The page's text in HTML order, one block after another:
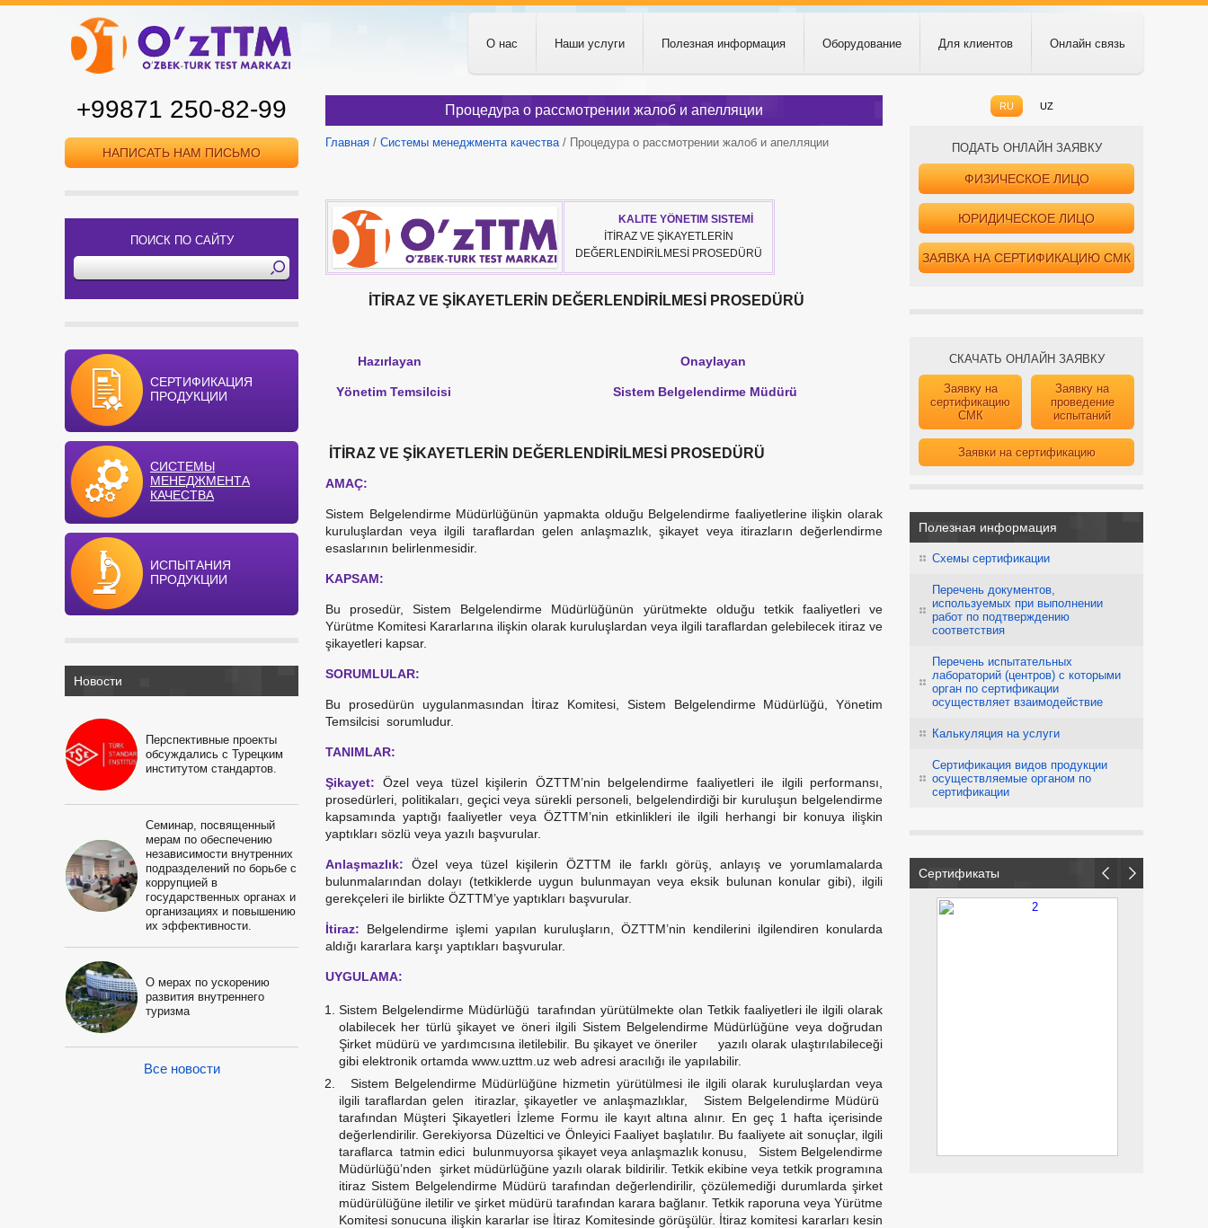
О нас Наши услуги Полезная информация Оборудование Для клиентов Онлайн связь
+99871 250-82-99
НАПИСАТЬ НАМ ПИСЬМО
ПОИСК ПО САЙТУ
СЕРТИФИКАЦИЯ
ПРОДУКЦИИ
СИСТЕМЫ
МЕНЕДЖМЕНТА
КАЧЕСТВА
ИСПЫТАНИЯ
ПРОДУКЦИИ
Новости
Перспективные проекты
обсуждались с Турецким
институтом стандартов.
Семинар, посвященный
мерам по обеспечению
независимости внутренних
подразделений по борьбе с
коррупцией в
государственных органах и
организациях и повышению
их эффективности.
О мерах по ускорению
развития внутреннего
туризма
Все новости
Процедура о рассмотрении жалоб и апелляции
Главная / Системы менеджмента качества/ Процедура о рассмотрении жалоб и апелляции
KALITE YÖNETIM SISTEMİ
İTİRAZ VE ŞİKAYETLERİN
DEĞERLENDİRİLMESİ PROSEDÜRÜ
İTİRAZ VE ŞİKAYETLERİN DEĞERLENDİRİLMESİ PROSEDÜRÜ
Hazırlayan Onaylayan
Yönetim Temsilcisi Sistem Belgelendirme Müdürü
İTİRAZ VE ŞİKAYETLERİN DEĞERLENDİRİLMESİ PROSEDÜRÜ
AMAÇ:
Sistem Belgelendirme Müdürlüğünün yapmakta olduğu Belgelendirme faaliyetlerine ilişkin olarak
kuruluşlardan veya ilgili taraflardan gelen anlaşmazlık, şikayet veya itirazların değerlendirme
esaslarının belirlenmesidir.
KAPSAM:
Bu prosedür, Sistem Belgelendirme Müdürlüğünün yürütmekte olduğu tetkik faaliyetleri ve
Yürütme Komitesi Kararlarına ilişkin olarak kuruluşlardan veya ilgili taraflardan gelebilecek itiraz ve
şikayetleri kapsar.
SORUMLULAR:
Bu prosedürün uygulanmasından İtiraz Komitesi, Sistem Belgelendirme Müdürlüğü, Yönetim
Temsilcisi sorumludur.
TANIMLAR:
Şikayet: Özel veya tüzel kişilerin ÖZTTM’nin belgelendirme faaliyetleri ile ilgili performansı,
prosedürleri, politikaları, geçici veya sürekli personeli, belgelendirdiği bir kuruluşun belgelendirme
kapsamında yaptığı faaliyetler veya ÖZTTM’nin etkinlikleri ile ilgili herhangi bir konuya ilişkin
yaptıkları sözlü veya yazılı başvurular.
Anlaşmazlık: Özel veya tüzel kişilerin ÖZTTM ile farklı görüş, anlayış ve yorumlamalarda
bulunmalarından dolayı (tetkiklerde uygun bulunmayan veya eksik bulunan konular gibi), ilgili
gerekçeleri ile birlikte ÖZTTM’ye yaptıkları başvurular.
İtiraz: Belgelendirme işlemi yapılan kuruluşların, ÖZTTM’nin kendilerini ilgilendiren konularda
aldığı kararlara karşı yaptıkları başvurular.
UYGULAMA:
Sistem Belgelendirme Müdürlüğü tarafından yürütülmekte olan Tetkik faaliyetleri ile ilgili olarak
olabilecek her türlü şikayet ve öneri ilgili Sistem Belgelendirme Müdürlüğüne veya doğrudan
Şirket müdürü ve yardımcısına iletilebilir. Bu şikayet ve öneriler yazılı olarak ulaştırılabileceği
gibi elektronik ortamda www.uzttm.uz web adresi aracılığı ile yapılabilir.
Sistem Belgelendirme Müdürlüğüne hizmetin yürütülmesi ile ilgili olarak kuruluşlardan veya
ilgili taraflardan gelen itirazlar, şikayetler ve anlaşmazlıklar, Sistem Belgelendirme Müdürü
tarafından Müşteri Şikayetleri İzleme Formu ile kayıt altına alınır. En geç 1 hafta içerisinde
değerlendirilir. Gerekiyorsa Düzeltici ve Önleyici Faaliyet başlatılır. Bu faaliyete ait sonuçlar, ilgili
taraflarca tatmin edici bulunmuyorsa şikayet veya anlaşmazlık konusu, Sistem Belgelendirme
Müdürlüğü’nden şirket müdürlüğüne yazılı olarak bildirilir. Tetkik ekibine veya tetkik programına
itiraz Sistem Belgelendirme Müdürü tarafından değerlendirilir, çözülemediği durumlarda şirket
müdürülüğüne iletilir ve şirket müdürü tarafından karara bağlanır. Tetkik raporuna veya Yürütme
Komitesi sonucuna ilişkin kararlar ise İtiraz Komitesinde görüşülür. İtiraz komitesi kararları kesin
RU UZ
ПОДАТЬ ОНЛАЙН ЗАЯВКУ
ФИЗИЧЕСКОЕ ЛИЦО
ЮРИДИЧЕСКОЕ ЛИЦО
ЗАЯВКА НА СЕРТИФИКАЦИЮ СМК
СКАЧАТЬ ОНЛАЙН ЗАЯВКУ
Заявку на
проведение
испытаний
Заявку на
сертификацию
СМК
Заявки на сертификацию
Полезная информация
Схемы сертификации
Перечень документов,
используемых при выполнении
работ по подтверждению
соответствия
Перечень испытательных
лабораторий (центров) с которыми
орган по сертификации
осуществляет взаимодействие
Калькуляция на услуги
Сертификация видов продукции
осуществляемые органом по
сертификации
Сертификаты